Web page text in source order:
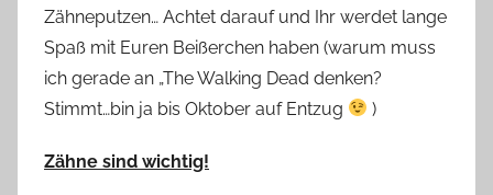
Zähneputzen… Achtet darauf und Ihr werdet lange
Spaß mit Euren Beißerchen haben (warum muss
ich gerade an „The Walking Dead denken?
Stimmt…bin ja bis Oktober auf Entzug
)
Zähne sind wichtig!